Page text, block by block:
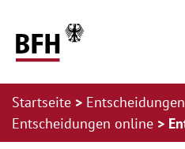
Startseite
Entscheidungen
Entscheidungen online